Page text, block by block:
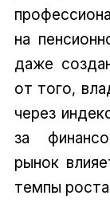
на
даже
от того,
через
за
рынок
темпы